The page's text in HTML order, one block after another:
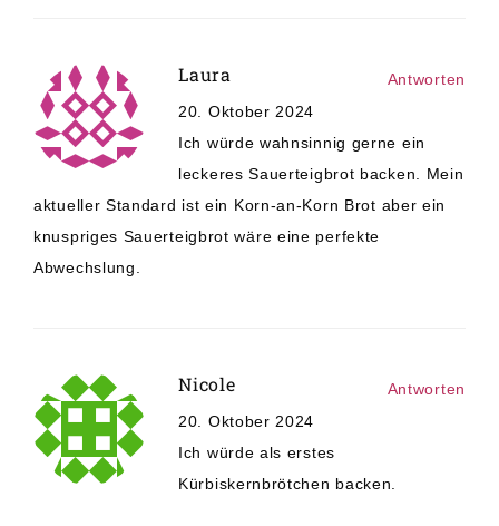
Laura
20. Oktober 2024
Ich würde wahnsinnig gerne ein
leckeres Sauerteigbrot backen. Mein
aktueller Standard ist ein Korn-an-Korn Brot aber ein
knuspriges Sauerteigbrot wäre eine perfekte
Abwechslung.
Antworten
Nicole
20. Oktober 2024
Ich würde als erstes
Kürbiskernbrötchen backen.
Antworten